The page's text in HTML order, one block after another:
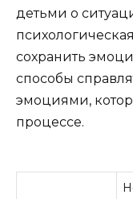
детьми о
сохранить
способы
эмоциями,
процессе.